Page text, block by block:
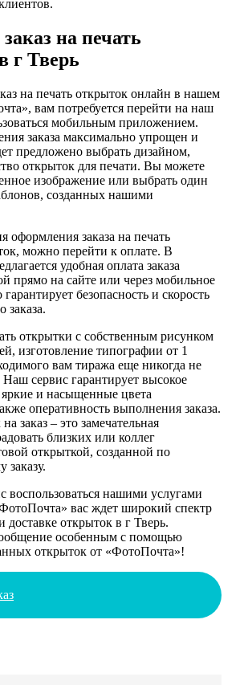
на печать
г Тверь
на печать открыток онлайн в нашем
вам потребуется перейти на наш
мобильным приложением.
заказа максимально упрощен и
предложено выбрать дизайном,
открыток для печати. Вы можете
изображение или выбрать один
созданных нашими
оформления заказа на печать
можно перейти к оплате. В
удобная оплата заказа
прямо на сайте или через мобильное
безопасность и скорость
заказа.
открытки с собственным рисунком
изготовление типографии от 1
вам тиража еще никогда не
сервис гарантирует высокое
яркие и насыщенные цвета
оперативность выполнения заказа.
заказ – это замечательная
близких или коллег
открыткой, созданной по
заказу.
воспользоваться нашими услугами
вас ждет широкий спектр
доставке открыток в г Тверь.
особенным с помощью
открыток от «ФотоПочта»!